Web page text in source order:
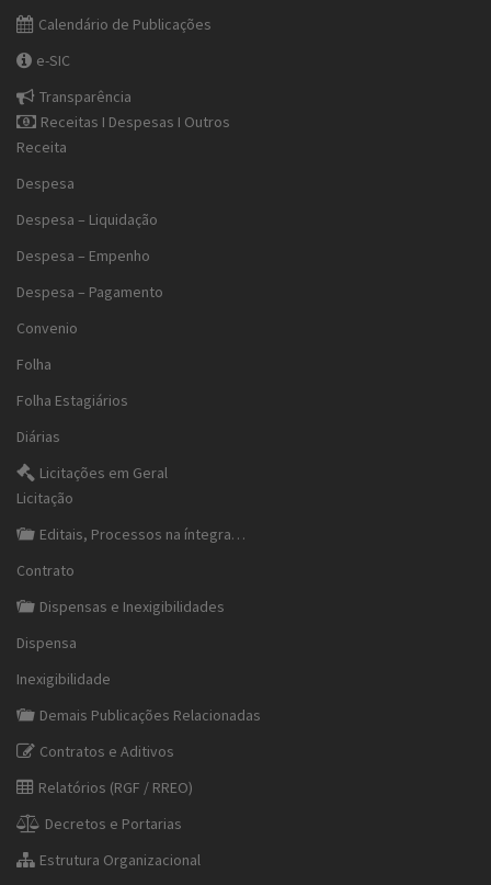
Calendário de Publicações
e-SIC
Transparência
Receitas I Despesas I Outros
Receita
Despesa
Despesa – Liquidação
Despesa – Empenho
Despesa – Pagamento
Convenio
Folha
Folha Estagiários
Diárias
Licitações em Geral
Licitação
Editais, Processos na íntegra…
Contrato
Dispensas e Inexigibilidades
Dispensa
Inexigibilidade
Demais Publicações Relacionadas
Contratos e Aditivos
Relatórios (RGF / RREO)
Decretos e Portarias
Estrutura Organizacional